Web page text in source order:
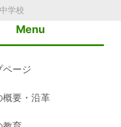
学校
Menu
ページ
概要・沿革